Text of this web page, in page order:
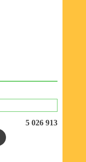
5 026 913